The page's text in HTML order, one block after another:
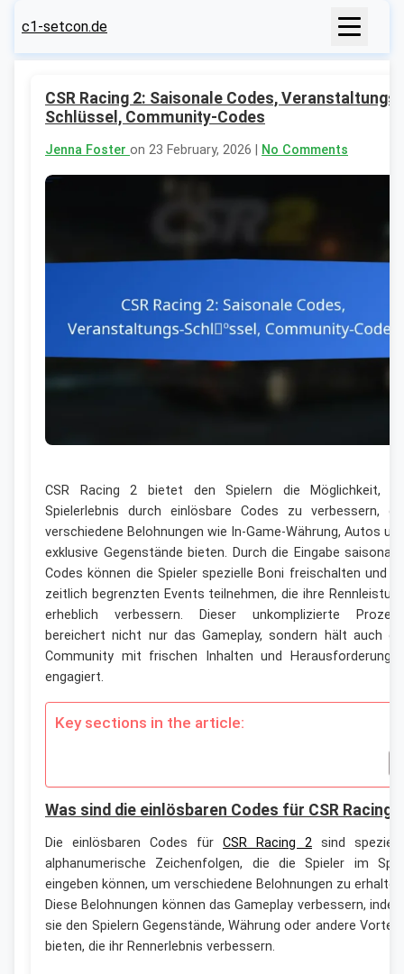
c1-setcon.de
CSR Racing 2: Saisonale Codes, Veranstaltungs-
Schlüssel, Community-Codes
Jenna Foster on 23 February, 2026 | No Comments
CSR Racing 2 bietet den Spielern die Möglichkeit,
Spielerlebnis durch einlösbare Codes zu verbessern,
verschiedene Belohnungen wie In-Game-Währung, Autos
exklusive Gegenstände bieten. Durch die Eingabe
Codes können die Spieler spezielle Boni freischalten und
zeitlich begrenzten Events teilnehmen, die ihre
erheblich verbessern. Dieser unkomplizierte
bereichert nicht nur das Gameplay, sondern hält auch
Community mit frischen Inhalten und
engagiert.
Key sections in the article:
Was sind die einlösbaren Codes für CSR Racing
Die einlösbaren Codes für CSR Racing 2 sind
alphanumerische Zeichenfolgen, die die Spieler im
eingeben können, um verschiedene Belohnungen zu
Diese Belohnungen können das Gameplay verbessern,
sie den Spielern Gegenstände, Währung oder andere
bieten, die ihr Rennerlebnis verbessern.